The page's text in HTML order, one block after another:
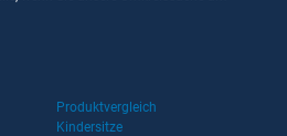
Produktvergleich
Kindersitze